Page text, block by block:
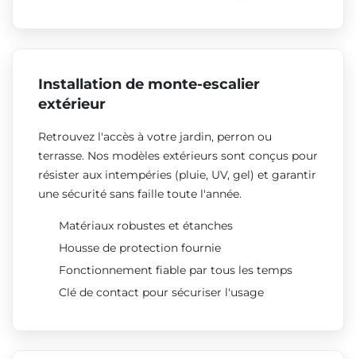
Installation de monte-escalier
extérieur
Retrouvez l'accès à votre jardin, perron ou
terrasse. Nos modèles extérieurs sont conçus pour
résister aux intempéries (pluie, UV, gel) et garantir
une sécurité sans faille toute l'année.
Matériaux robustes et étanches
Housse de protection fournie
Fonctionnement fiable par tous les temps
Clé de contact pour sécuriser l'usage